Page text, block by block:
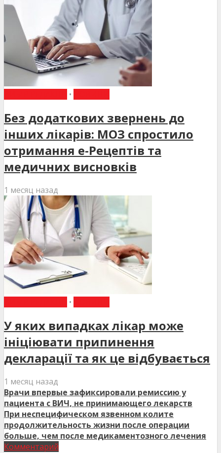
•
Без додаткових звернень до
інших лікарів: МОЗ спростило
отримання е-Рецептів та
медичних висновків
1 месяц назад
•
У яких випадках лікар може
ініціювати припинення
декларації та як це відбувається
1 месяц назад
Врачи впервые зафиксировали ремиссию у
пациента с ВИЧ, не принимающего лекарств
При неспецифическом язвенном колите
продолжительность жизни после операции
больше, чем после медикаментозного лечения
Комментарий